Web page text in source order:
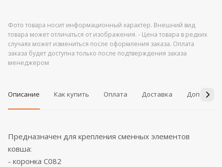
Фото товара носит информационный характер. Внешний вид
товара может отличаться от изображения. - Цена товара в редких
случаях может измениться после оформления заказа. Оплата
заказа будет доступна только после подтверждения заказа
менеджером
Описание Как купить Оплата Доставка
Предназначен для крепления сменных элементов
ковша:
- коронка C082